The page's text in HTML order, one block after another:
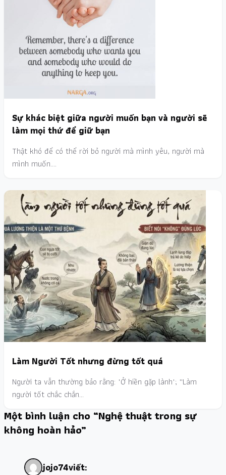
Sự khác biệt giữa người muốn bạn và người sẽ
làm mọi thứ để giữ bạn
Thật khó để có thể rời bỏ người mà mình yêu, người mà
mình muốn.…
Làm Người Tốt nhưng đừng tốt quá
Người ta vẫn thường bảo rằng: "Ở hiền gặp lành"; ''Làm
người tốt chắc chắn…
Một bình luận cho “Nghệ thuật trong sự
không hoàn hảo”
jojo74viết: